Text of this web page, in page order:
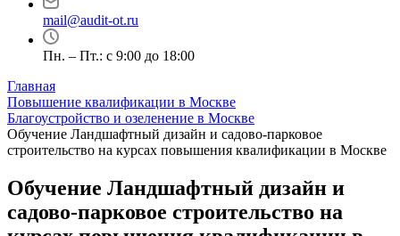
mail@audit-ot.ru
Пн. – Пт.: с 9:00 до 18:00
Главная
Повышение квалификации в Москве
Благоустройство и озеленение в Москве
Обучение Ландшафтный дизайн и садово-парковое
строительство на курсах повышения квалификации в Москве
Обучение Ландшафтный дизайн и
садово-парковое строительство на